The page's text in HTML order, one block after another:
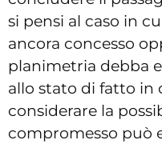
si pensi al caso in
ancora concesso
planimetria debba
allo stato di fatto in
considerare la
compromesso può